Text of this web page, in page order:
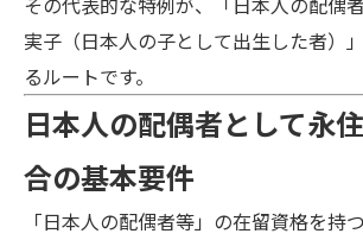
実子（日本人の子として出生した者）
るルートです。
日本人の配偶者として永
合の基本要件
「日本人の配偶者等」の在留資格を持